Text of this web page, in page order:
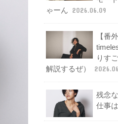
ゃーん
2026.06.09
【番
りす
解説するぜ）
残念
仕事